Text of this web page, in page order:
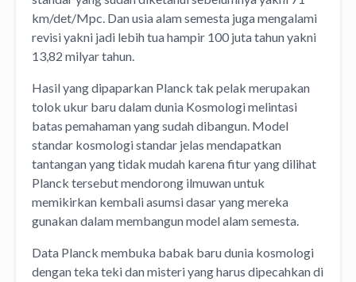
km/det/Mpc. Dan usia alam semesta juga mengalami
revisi yakni jadi lebih tua hampir 100 juta tahun yakni
13,82 milyar tahun.
Hasil yang dipaparkan Planck tak pelak merupakan
tolok ukur baru dalam dunia Kosmologi melintasi
batas pemahaman yang sudah dibangun. Model
standar kosmologi standar jelas mendapatkan
tantangan yang tidak mudah karena fitur yang dilihat
Planck tersebut mendorong ilmuwan untuk
memikirkan kembali asumsi dasar yang mereka
gunakan dalam membangun model alam semesta.
Data Planck membuka babak baru dunia kosmologi
dengan teka teki dan misteri yang harus dipecahkan di